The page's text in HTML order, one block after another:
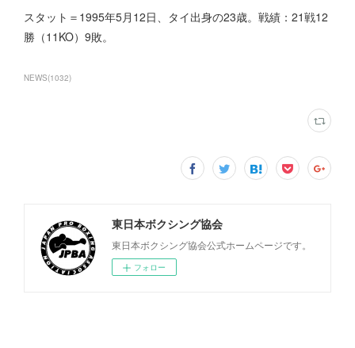
スタット＝1995年5月12日、タイ出身の23歳。戦績：21戦12
勝（11KO）9敗。
NEWS(1032)
東日本ボクシング協会
東日本ボクシング協会公式ホームページです。
フォロー